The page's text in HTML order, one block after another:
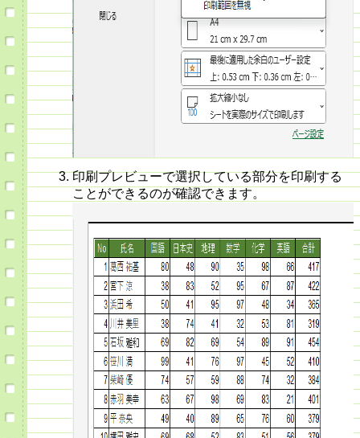
印刷プレビューで選択している部分を印刷する
ことができるのが確認できます。